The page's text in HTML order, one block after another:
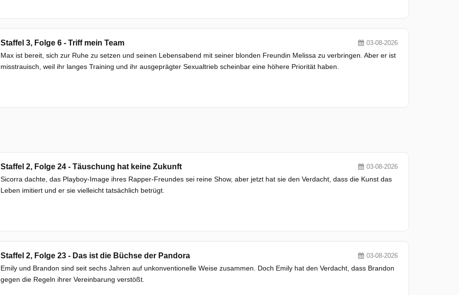
Staffel 3, Folge 6 - Triff mein Team 03-08-2026
Max ist bereit, sich zur Ruhe zu setzen und seinen Lebensabend mit seiner blonden Freundin Melissa zu verbringen. Aber er ist
misstrauisch, weil ihr langes Training und ihr ausgeprägter Sexualtrieb scheinbar eine höhere Priorität haben.
Staffel 2, Folge 24 - Täuschung hat keine Zukunft 03-08-2026
Sicorra dachte, das Playboy-Image ihres Rapper-Freundes sei reine Show, aber jetzt hat sie den Verdacht, dass die Kunst das
Leben imitiert und er sie vielleicht tatsächlich betrügt.
Staffel 2, Folge 23 - Das ist die Büchse der Pandora 03-08-2026
Emily und Brandon sind seit sechs Jahren auf unkonventionelle Weise zusammen. Doch Emily hat den Verdacht, dass Brandon
gegen die Regeln ihrer Vereinbarung verstößt.